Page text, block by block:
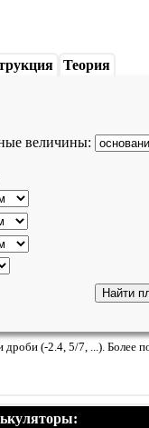
Теория
величины:
(-2.4, 5/7, ...). Более